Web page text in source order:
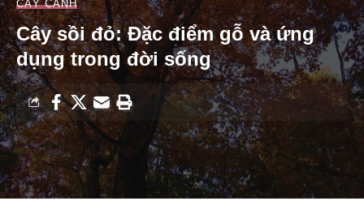
CÂY CẢNH
Cây sồi đỏ: Đặc điểm gỗ và ứng
dụng trong đời sống